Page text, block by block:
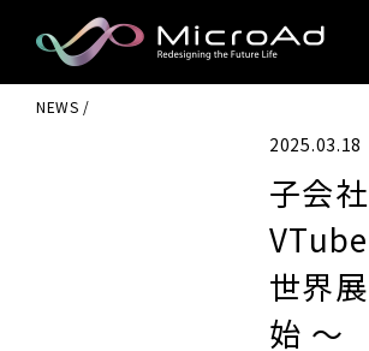
MicroAd -
Redesigning
the Future Life
NEWS
2025.03.18
子会
世界
始 ～